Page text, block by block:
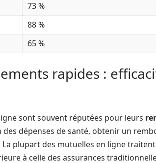
73 %
88 %
65 %
rapides :
sont souvent réputées pour leurs
des dépenses de santé, obtenir un
plupart des mutuelles en ligne
à celle des assurances